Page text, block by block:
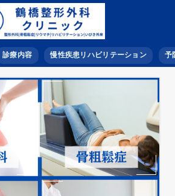
診療内容 慢性疾患リハビリテーション 予